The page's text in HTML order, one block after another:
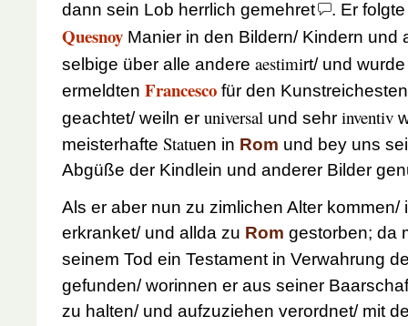
dann sein Lob herrlich gemehret
. Er
Quesnoy Manier in den Bildern/ Kindern und
selbige über alle andere aestimirt/ und
ermeldten Francesco für den
geachtet/ weiln er universal und sehr inventiv
meisterhafte Statuen in Rom und bey uns
Abgüße der Kindlein und anderer Bilder
Als er aber nun zu zimlichen Alter kommen/
erkranket/ und allda zu Rom gestorben; da
seinem Tod ein Testament in Verwahrung
gefunden/ worinnen er aus seiner
zu halten/ und aufzuziehen verordnet/ mit